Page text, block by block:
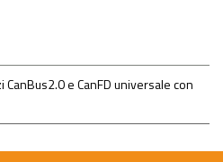
CanBus2.0 e CanFD universale con